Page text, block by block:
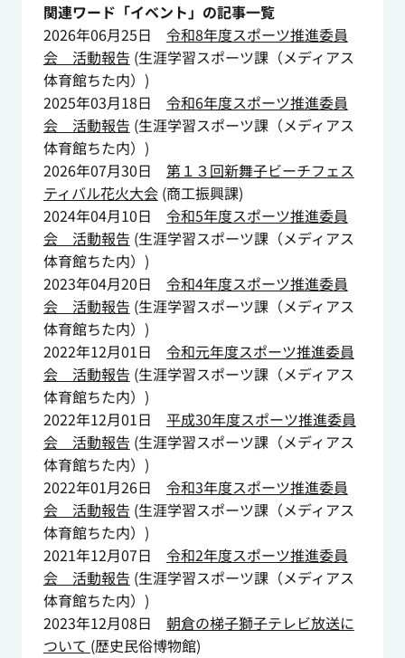
関連ワード「イベント」の記事一覧
2026年06月25日
令和8年度スポーツ推進委員
会 活動報告 (生涯学習スポーツ課（メディアス
体育館ちた内） )
2025年03月18日
令和6年度スポーツ推進委員
会 活動報告 (生涯学習スポーツ課（メディアス
体育館ちた内） )
2026年07月30日
第１３回新舞子ビーチフェス
ティバル花火大会 (商工振興課)
2024年04月10日
令和5年度スポーツ推進委員
会 活動報告 (生涯学習スポーツ課（メディアス
体育館ちた内） )
2023年04月20日
令和4年度スポーツ推進委員
会 活動報告 (生涯学習スポーツ課（メディアス
体育館ちた内） )
2022年12月01日
令和元年度スポーツ推進委員
会 活動報告 (生涯学習スポーツ課（メディアス
体育館ちた内） )
2022年12月01日
平成30年度スポーツ推進委員
会 活動報告 (生涯学習スポーツ課（メディアス
体育館ちた内） )
2022年01月26日
令和3年度スポーツ推進委員
会 活動報告 (生涯学習スポーツ課（メディアス
体育館ちた内） )
2021年12月07日
令和2年度スポーツ推進委員
会 活動報告 (生涯学習スポーツ課（メディアス
体育館ちた内） )
2023年12月08日
朝倉の梯子獅子テレビ放送に
ついて (歴史民俗博物館)